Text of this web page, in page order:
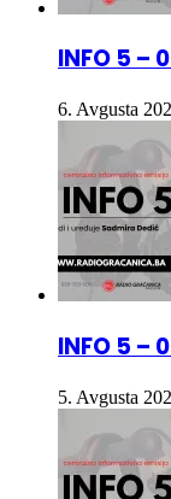
INFO 5 –
6. Avgusta
INFO 5 –
5. Avgusta